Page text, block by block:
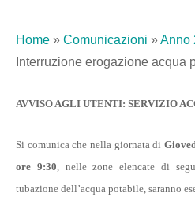
Home » Comunicazioni »Anno
Interruzione erogazione acqua
AVVISO AGLI UTENTI: SERVIZIO
Si comunica che nella giornata di
ore 9:30, nelle zone elencate di
tubazione dell’acqua potabile, saranno